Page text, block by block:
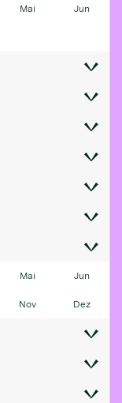
Mai Jun
Mai Jun
Nov Dez